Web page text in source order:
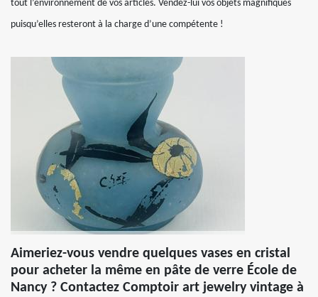
tout l’environnement de vos articles. Vendez-lui vos objets magnifiques
puisqu’elles resteront à la charge d’une compétente !
Aimeriez-vous vendre quelques vases en cristal
pour acheter la même en pâte de verre École de
Nancy ? Contactez Comptoir art jewelry vintage à